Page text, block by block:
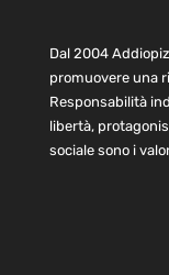
Dal 2004
promuovere una
Responsabilità
libertà,
sociale sono i